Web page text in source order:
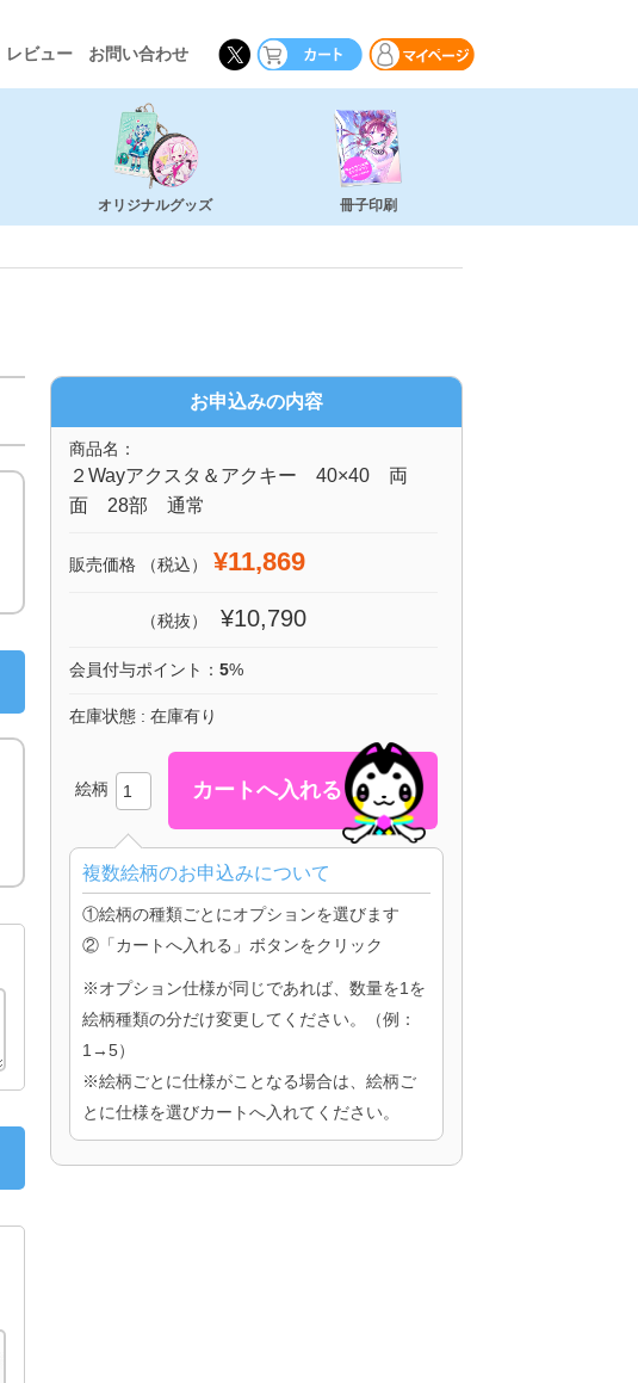
レビュー お問い合わせ
オリジナルグッズ 冊子印刷
お申込みの内容
商品名：
２Wayアクスタ＆アクキー 40×40 両
面 28部 通常
販売価格 （税込） ¥11,869
（税抜） ¥10,790
会員付与ポイント： 5%
在庫状態 : 在庫有り
絵柄
複数絵柄のお申込みについて
①絵柄の種類ごとにオプションを選びます
②「カートへ入れる」ボタンをクリック
※オプション仕様が同じであれば、数量を1を
絵柄種類の分だけ変更してください。（例：
1→5）
※絵柄ごとに仕様がことなる場合は、絵柄ご
とに仕様を選びカートへ入れてください。